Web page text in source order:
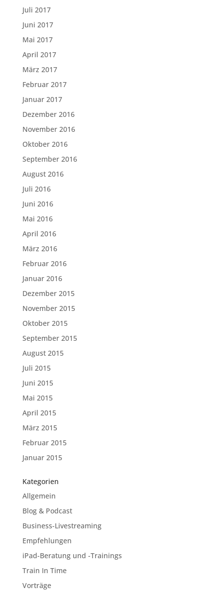
Juli 2017
Juni 2017
Mai 2017
April 2017
März 2017
Februar 2017
Januar 2017
Dezember 2016
November 2016
Oktober 2016
September 2016
August 2016
Juli 2016
Juni 2016
Mai 2016
April 2016
März 2016
Februar 2016
Januar 2016
Dezember 2015
November 2015
Oktober 2015
September 2015
August 2015
Juli 2015
Juni 2015
Mai 2015
April 2015
März 2015
Februar 2015
Januar 2015
Kategorien
Allgemein
Blog & Podcast
Business-Livestreaming
Empfehlungen
iPad-Beratung und -Trainings
Train In Time
Vorträge